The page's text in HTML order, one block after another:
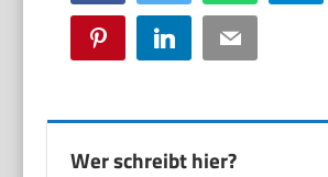
Pinterest LinkedIn Email
Wer schreibt hier?